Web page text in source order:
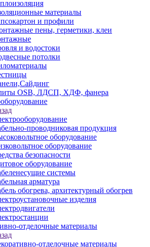
материалы
и профили
пены, герметики, клеи
и водостоки
потолки
OSB, ЛДСП, ХДФ, фанера
проводниковая продукция
оборудование
оборудование
безопасности
оборудование
системы
арматура
обогрева, архитектурный обогрев
изделия
отделочные материалы
отделочные материалы